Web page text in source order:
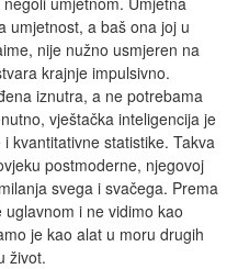
umjetnost, a baš ona joj u
nije nužno usmjeren na
krajnje impulsivno.
iznutra, a ne potrebama
vještačka inteligencija je
kvantitativne statistike. Takva
postmoderne, njegovoj
svega i svačega. Prema
i ne vidimo kao
je kao alat u moru drugih
život.